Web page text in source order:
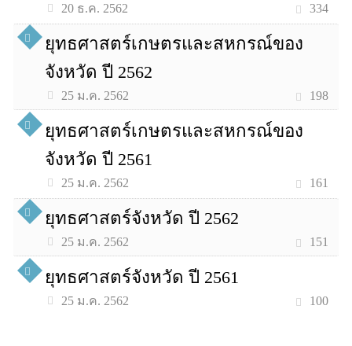
20 ธ.ค. 2562 334
ยุทธศาสตร์เกษตรและสหกรณ์ของ
จังหวัด ปี 2562
25 ม.ค. 2562 198
ยุทธศาสตร์เกษตรและสหกรณ์ของ
จังหวัด ปี 2561
25 ม.ค. 2562 161
ยุทธศาสตร์จังหวัด ปี 2562
25 ม.ค. 2562 151
ยุทธศาสตร์จังหวัด ปี 2561
25 ม.ค. 2562 100